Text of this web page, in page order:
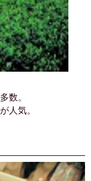
数。
人気。